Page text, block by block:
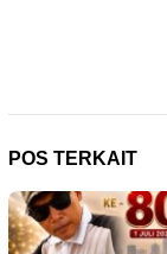
POS TERKAIT